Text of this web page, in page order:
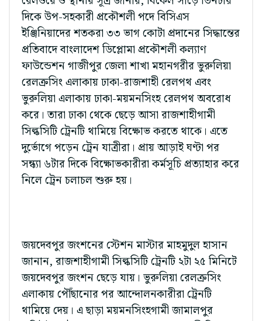
দিকে উপ-সহকারী প্রকৌশলী পদে বিসিএস
ইঞ্জিনিয়াদের শতকরা ৩৩ ভাগ কোটা প্রদানের সিদ্ধান্তের
প্রতিবাদে বাংলাদেশ ডিপ্লোমা প্রকৌশলী কল্যাণ
ফাউন্ডেশন গাজীপুর জেলা শাখা মহানগরীর ভুরুলিয়া
রেলক্রসিং এলাকায় ঢাকা-রাজশাহী রেলপথ এবং
ভুরুলিয়া এলাকায় ঢাকা-ময়মনসিংহ রেলপথ অবরোধ
করে। তারা ঢাকা থেকে ছেড়ে আসা রাজশাহীগামী
সিল্কসিটি ট্রেনটি থামিয়ে বিক্ষোভ করতে থাকে। এতে
দুর্ভোগে পড়েন ট্রেন যাত্রীরা। প্রায় আড়াই ঘণ্টা পর
সন্ধ্যা ৬টার দিকে বিক্ষোভকারীরা কর্মসূচি প্রত্যাহার করে
নিলে ট্রেন চলাচল শুরু হয়।
জয়দেবপুর জংশনের স্টেশন মাস্টার মাহমুদুল হাসান
জানান, রাজশাহীগামী সিল্কসিটি ট্রেনটি ২টা ২৫ মিনিটে
জয়দেবপুর জংশন ছেড়ে যায়। ভুরুলিয়া রেলক্রসিং
এলাকায় পৌঁছানোর পর আন্দোলনকারীরা ট্রেনটি
থামিয়ে দেয়। এ ছাড়া ময়মনসিংহগামী জামালপুর